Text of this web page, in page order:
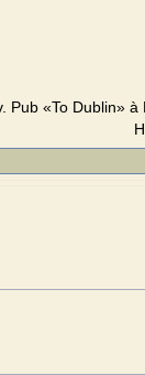
Pub «To Dublin»